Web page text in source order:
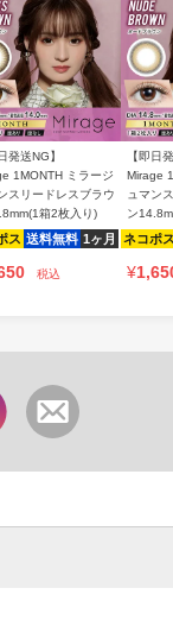
発送NG】
1MONTH ミラージ
スリードレスブラウ
箱2枚入り)
ス 送料無料 1ヶ月
税込
【即日
Mirage
ュマン
ン
ネコポ
¥